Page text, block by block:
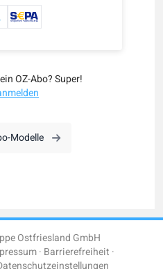
OZ-Abo? Super!
Modelle
Ostfriesland GmbH
Barrierefreiheit